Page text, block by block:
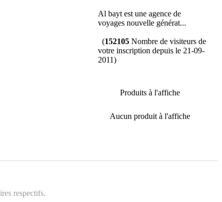
Al bayt est une agence de
voyages nouvelle générat...
(152105Nombre de visiteurs de
votre inscription depuis le 21-09-
2011)
Produits à l'affiche
Aucun produit à l'affiche
respectifs.